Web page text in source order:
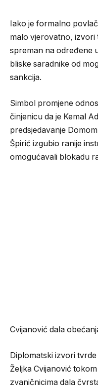
Iako je formalno
malo vjerovatno, izvori
spreman na određene
bliske saradnike od
sankcija.
Simbol promjene
činjenicu da je Kemal
predsjedavanje
Špirić izgubio ranije
omogućavali blokadu
Cvijanović dala
Diplomatski izvori
Željka Cvijanović
zvaničnicima dala